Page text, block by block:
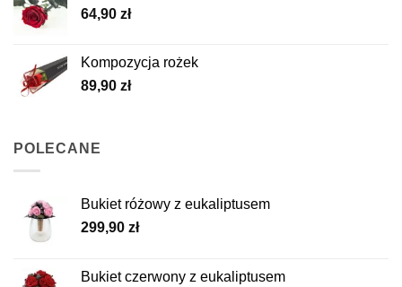
64,90 zł
Kompozycja rożek
89,90 zł
POLECANE
Bukiet różowy z eukaliptusem
299,90 zł
Bukiet czerwony z eukaliptusem